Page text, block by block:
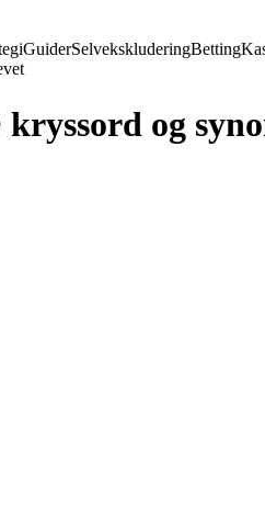
GuiderSelvekskluderingBetting
og